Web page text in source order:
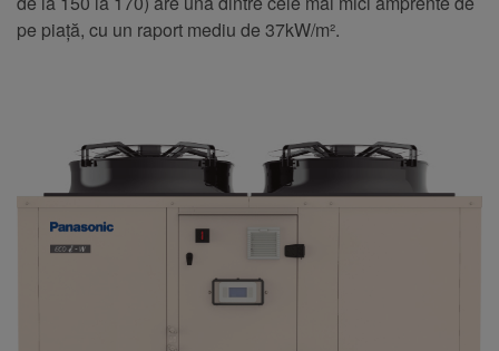
pe piață, cu un raport mediu de 37kW/m².